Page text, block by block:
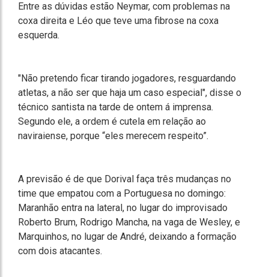
Entre as dúvidas estão Neymar, com problemas na
coxa direita e Léo que teve uma fibrose na coxa
esquerda.
"Não pretendo ficar tirando jogadores, resguardando
atletas, a não ser que haja um caso especial", disse o
técnico santista na tarde de ontem á imprensa.
Segundo ele, a ordem é cutela em relação ao
naviraiense, porque “eles merecem respeito”.
A previsão é de que Dorival faça três mudanças no
time que empatou com a Portuguesa no domingo:
Maranhão entra na lateral, no lugar do improvisado
Roberto Brum, Rodrigo Mancha, na vaga de Wesley, e
Marquinhos, no lugar de André, deixando a formação
com dois atacantes.